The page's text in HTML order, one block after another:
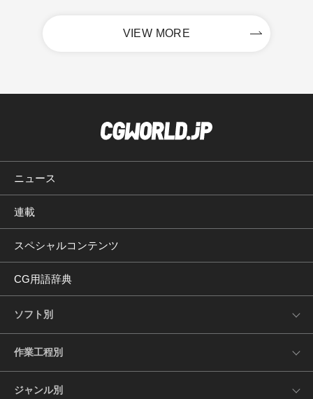
VIEW MORE
ニュース
連載
スペシャルコンテンツ
CG用語辞典
ソフト別
作業工程別
ジャンル別